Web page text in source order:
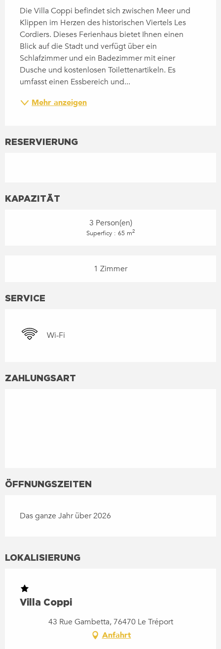
Die Villa Coppi befindet sich zwischen Meer und
Klippen im Herzen des historischen Viertels Les
Cordiers. Dieses Ferienhaus bietet Ihnen einen
Blick auf die Stadt und verfügt über ein
Schlafzimmer und ein Badezimmer mit einer
Dusche und kostenlosen Toilettenartikeln. Es
umfasst einen Essbereich und...
Mehr anzeigen
RESERVIERUNG
KAPAZITÄT
3 Person(en)
Superficy : 65 m2
1 Zimmer
SERVICE
Wi-Fi
ZAHLUNGSART
ÖFFNUNGSZEITEN
Das ganze Jahr über 2026
LOKALISIERUNG
Villa Coppi
43 Rue Gambetta, 76470 Le Tréport
Anfahrt